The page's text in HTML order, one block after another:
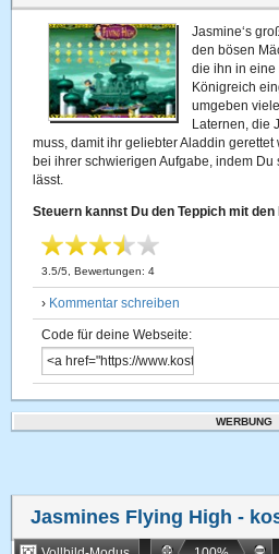
Jasmine‘s
den bösen
die ihn in eine
Königreich
umgeben
Laternen, die
muss, damit ihr geliebter Aladdin
bei ihrer schwierigen Aufgabe, indem Du
lässt.
Steuern kannst Du den Teppich mit
3.5/5 , Bewertungen:4
› Kommentar schreiben
Code für deine Webseite:
WERBUNG
Jasmines Flying High -